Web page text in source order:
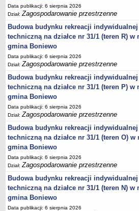
Statut
Uchwały
Projekty uchwał
Zarządzenia
Protokoły
Opłaty i podatki
Zagospodarowanie przestrzenne
Obwieszczenia,Zawiadomienia,
Decyzje o środowiskowych
REWITALIZACJA GMINY BONIEWO
PPWOW
konkursy
Podręcznik PPWOW
Plan działania
Strategia Rozwiązywania Problemów
Data publikacji: 6 sierpnia 2026
Dział:Zagospodarowanie przestrzenne
Budowa budynku rekreacji
techniczną na działce nr 31/1 (teren R)
gmina Boniewo
Data publikacji: 6 sierpnia 2026
Dział:Zagospodarowanie przestrzenne
Budowa budynku rekreacji
techniczną na działce nr 31/1 (teren P)
gmina Boniewo
Data publikacji: 6 sierpnia 2026
Dział:Zagospodarowanie przestrzenne
Budowa budynku rekreacji
techniczną na działce nr 31/1 (teren O)
gmina Boniewo
Data publikacji: 6 sierpnia 2026
Dział:Zagospodarowanie przestrzenne
Budowa budynku rekreacji
techniczną na działce nr 31/1 (teren N)
gmina Boniewo
Data publikacji: 6 sierpnia 2026